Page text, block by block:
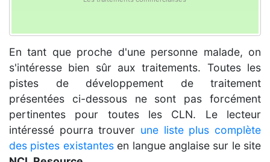
En tant que proche d'une personne malade, on
s'intéresse bien sûr aux traitements. Toutes les
pistes de développement de traitement
présentées ci-dessous ne sont pas forcément
pertinentes pour toutes les CLN. Le lecteur
intéressé pourra trouver une liste plus complète
des pistes existantesen langue anglaise sur le site